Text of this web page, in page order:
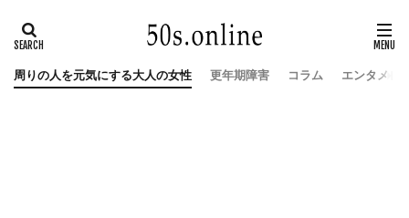
周りの人を元気にする大人の女性 更年期障害 コラム エンタメ